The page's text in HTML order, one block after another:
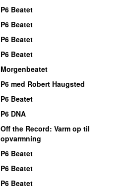
P6 Beatet
P6 Beatet
P6 Beatet
P6 Beatet
Morgenbeatet
P6 med Robert Haugsted
P6 Beatet
P6 DNA
Off the Record: Varm op til
opvarmning
P6 Beatet
P6 Beatet
P6 Beatet